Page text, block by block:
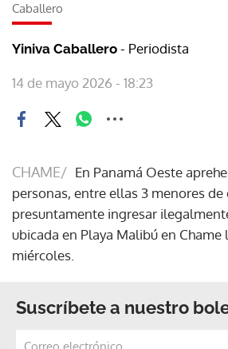
Caballero
Yiniva Caballero - Periodista
14 de mayo 2026 - 18:23
CHAME/ En Panamá Oeste
personas, entre ellas 3 menores de
presuntamente ingresar
ubicada en Playa Malibú en Chame
miércoles.
Suscríbete a nuestro